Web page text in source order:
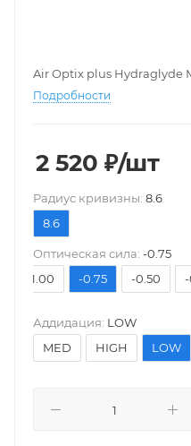
Air Optix plus Hydraglyde
Подробности
2 520 ₽/шт
Pадиус кривизны: 8.6
8.6
Оптическая сила: -0.75
-1.00 -0.75 -0.50 -
Аддидация: LOW
MED
HIGH LOW